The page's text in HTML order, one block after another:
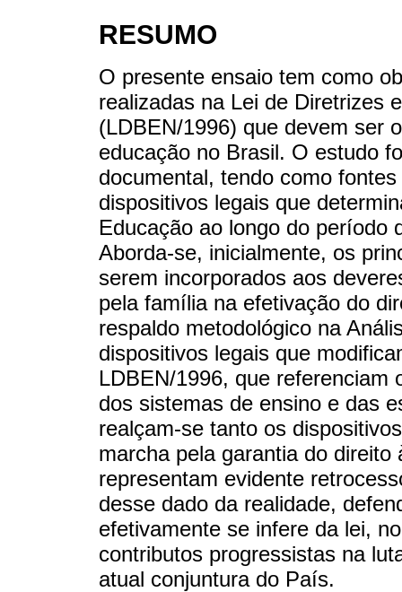
RESUMO
O presente ensaio tem como
realizadas na Lei de Diretrizes
(LDBEN/1996) que devem ser
educação no Brasil. O estudo
documental, tendo como
dispositivos legais que
Educação ao longo do período
Aborda-se, inicialmente, os
serem incorporados aos
pela família na efetivação do
respaldo metodológico na
dispositivos legais que
LDBEN/1996, que referenciam
dos sistemas de ensino e das
realçam-se tanto os
marcha pela garantia do
representam evidente
desse dado da realidade,
efetivamente se infere da lei,
contributos progressistas na
atual conjuntura do País.